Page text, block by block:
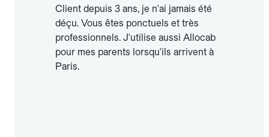
Client depuis 3 ans, je n'ai jamais été
déçu. Vous êtes ponctuels et très
professionnels. J'utilise aussi Allocab
pour mes parents lorsqu'ils arrivent à
Paris.